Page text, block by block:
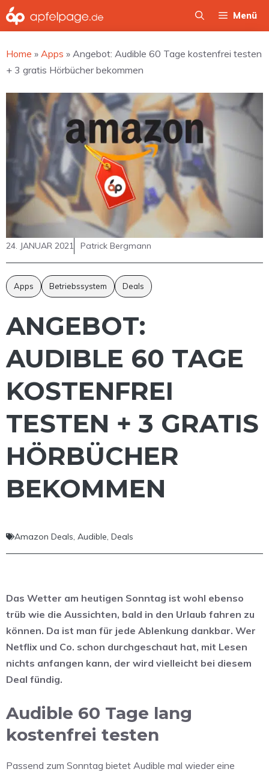
Zum
Inhalt
Menü
Home » Apps » Angebot: Audible 60 Tage kostenfrei testen
+ 3 gratis Hörbücher bekommen
24. JANUAR 2021 Patrick Bergmann
Apps Betriebssystem Deals
ANGEBOT:
AUDIBLE 60 TAGE
KOSTENFREI
TESTEN + 3 GRATIS
HÖRBÜCHER
BEKOMMEN
Amazon Deals, Audible, Deals
Das Wetter am heutigen Sonntag ist wohl ebenso
trüb wie die Aussichten, bald in den Urlaub fahren zu
können. Da ist man für jede Ablenkung dankbar. Wer
Netflix und Co. schon durchgeschaut hat, mit Lesen
nichts anfangen kann, der wird vielleicht bei diesem
Deal fündig.
Audible 60 Tage lang
kostenfrei testen
Passend zum Sonntag bietet Audible mal wieder eine